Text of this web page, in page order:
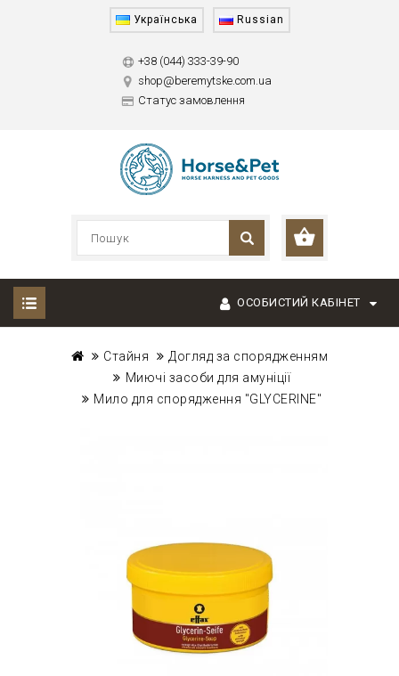
Українська Russian
+38 (044) 333-39-90
shop@beremytske.com.ua
Статус замовлення
ОСОБИСТИЙ КАБІНЕТ
Стайня
Догляд за спорядженням
Миючі засоби для амуніції
Мило для спорядження "GLYCERINE"